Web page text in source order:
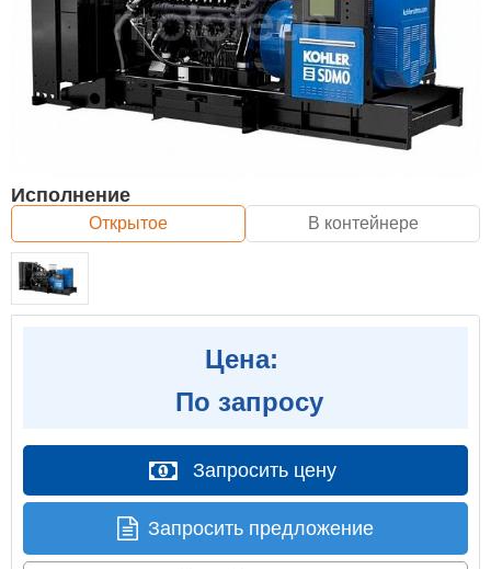
Исполнение
Открытое В контейнере
Цена:
По запросу
Запросить цену
Запросить предложение